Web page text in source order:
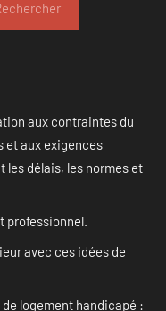
aux contraintes du
et aux exigences
les délais, les normes et
professionnel.
avec ces idées de
logement handicapé :